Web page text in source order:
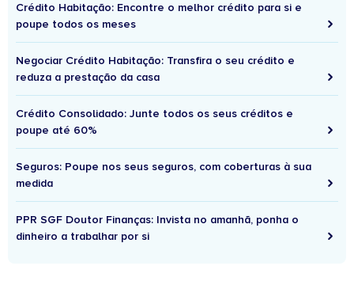
Crédito Habitação: Encontre o melhor crédito para si e
poupe todos os meses
Negociar Crédito Habitação: Transfira o seu crédito e
reduza a prestação da casa
Crédito Consolidado: Junte todos os seus créditos e
poupe até 60%
Seguros: Poupe nos seus seguros, com coberturas à sua
medida
PPR SGF Doutor Finanças: Invista no amanhã, ponha o
dinheiro a trabalhar por si